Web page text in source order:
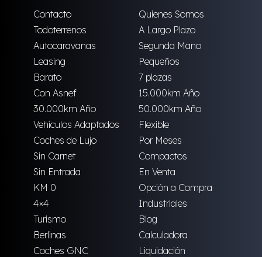
Contacto
Quienes Somos
Todoterrenos
A Largo Plazo
Autocaravanas
Segunda Mano
Leasing
Pequeños
Barato
7 plazas
Con Asnef
15.000km Año
30.000km Año
50.000km Año
Vehículos Adaptados
Flexible
Coches de Lujo
Por Meses
Sin Carnet
Compactos
Sin Entrada
En Venta
KM 0
Opción a Compra
4×4
Industriales
Turismo
Blog
Berlinas
Calculadora
Coches GNC
Liquidación